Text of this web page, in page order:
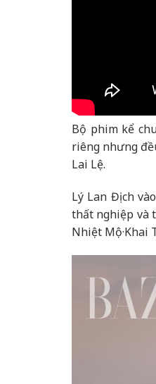
Bộ phim kể
riêng nhưng
Lai Lệ.
Lý Lan Địch
thất nghiệp và
Nhiệt Mộ·Khai